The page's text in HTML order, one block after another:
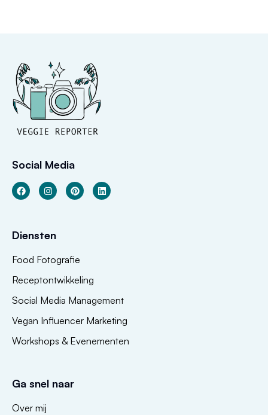
Social Media
Diensten
Food Fotografie
Receptontwikkeling
Social Media Management
Vegan Influencer Marketing
Workshops & Evenementen
Ga snel naar
Over mij